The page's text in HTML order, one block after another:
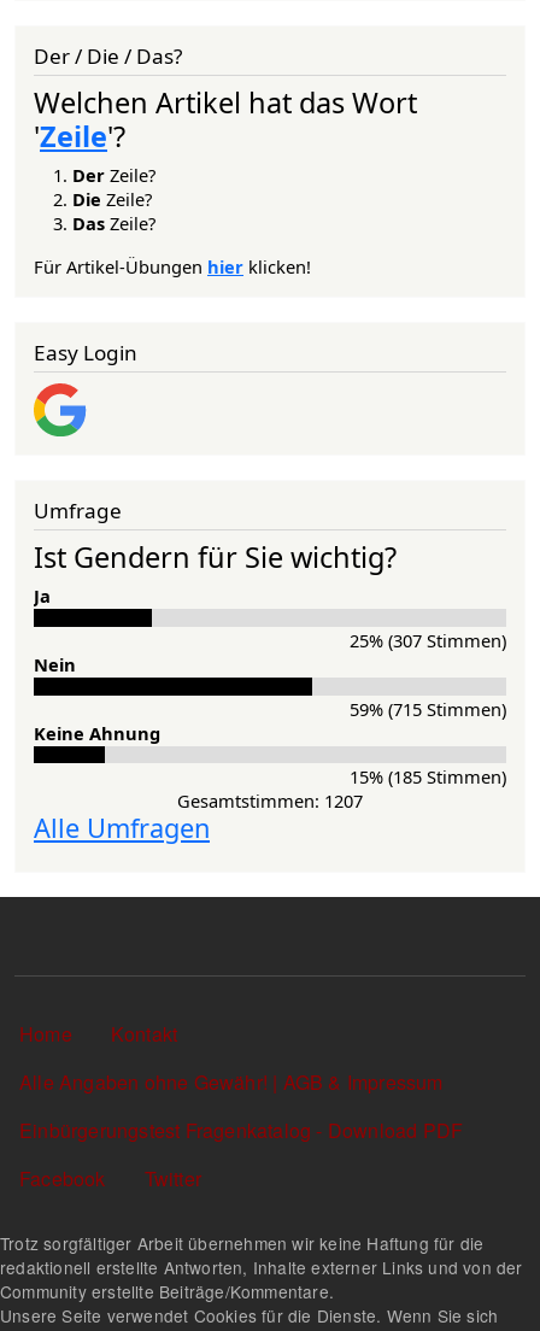
Der / Die / Das?
Welchen Artikel hat das Wort
'Zeile'?
Der Zeile?
Die Zeile?
Das Zeile?
Für Artikel-Übungen hier klicken!
Easy Login
Umfrage
Ist Gendern für Sie wichtig?
Ja
25% (307 Stimmen)
Nein
59% (715 Stimmen)
Keine Ahnung
15% (185 Stimmen)
Gesamtstimmen: 1207
Alle Umfragen
Sekundärlinks
Home
Kontakt
Alle Angaben ohne Gewähr! | AGB & Impressum
Einbürgerungstest Fragenkatalog - Download PDF
Facebook
Twitter
Trotz sorgfältiger Arbeit übernehmen wir keine Haftung für die
redaktionell erstellte Antworten, Inhalte externer Links und von der
Community erstellte Beiträge/Kommentare.
Unsere Seite verwendet Cookies für die Dienste. Wenn Sie sich